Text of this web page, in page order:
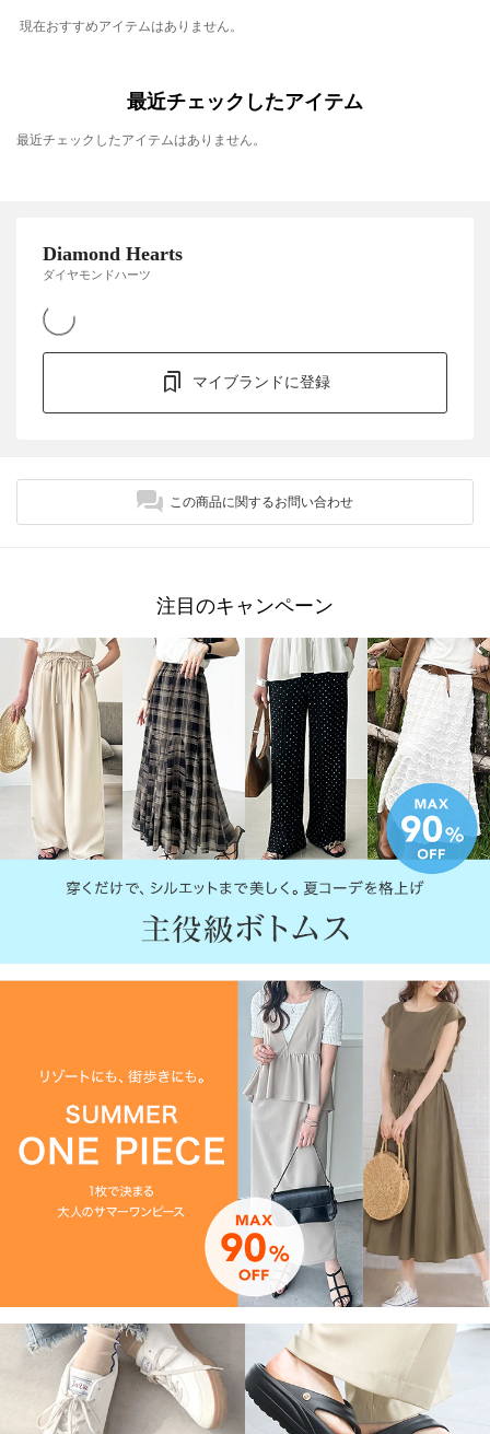
現在おすすめアイテムはありません。
最近チェックしたアイテム
最近チェックしたアイテムはありません。
Diamond Hearts
ダイヤモンドハーツ
マイブランドに登録
この商品に関するお問い合わせ
注目のキャンペーン